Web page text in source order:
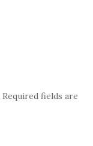
Required fields are